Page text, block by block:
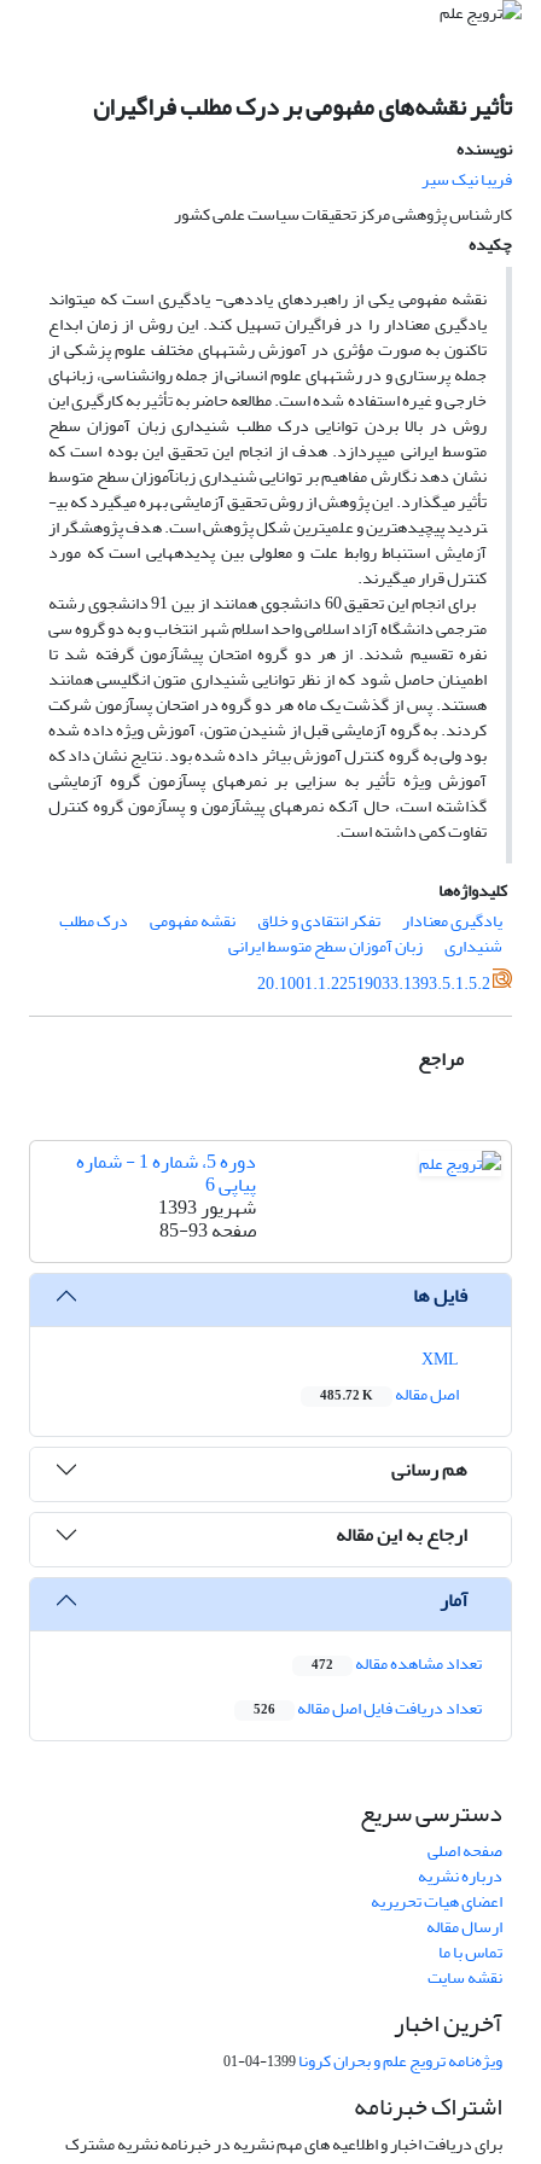
تأثیر نقشه‌های مفهومی بر درک مطلب فراگیران
نویسنده
فریبا نیک سیر
کارشناس پژوهشی مرکز تحقیقات سیاست علمی کشور
چکیده
نقشه مفهومی یکی از راهبردهای یاددهی- یادگیری است که می­تواند
یادگیری معنادار را در فراگیران تسهیل کند. این روش از زمان ابداع
تاکنون به صورت مؤثری در آموزش رشته­های مختلف علوم پزشکی از
جمله پرستاری و در رشته­های علوم انسانی از جمله روان­شناسی، زبان­های
خارجی و غیره استفاده شده است. مطالعه حاضر به تأثیر به کارگیری این
روش در بالا بردن توانایی درک مطلب شنیداری زبان آموزان سطح
متوسط ایرانی می­پردازد. هدف از انجام این تحقیق این بوده است که
نشان دهد نگارش مفاهیم بر توانایی شنیداری زبان­آموزان سطح متوسط
تأثیر می­گذارد. این پژوهش از روش تحقیق آزمایشی بهره می­گیرد که بی­
تردید پیچیده­ترین و علمی­ترین شکل پژوهش است. هدف پژوهشگر از
آزمایش استنباط روابط علت و معلولی بین پدیده­هایی است که مورد
کنترل قرار می­گیرند.
برای انجام این تحقیق 60 دانشجوی همانند از بین 91 دانشجوی رشته
مترجمی دانشگاه آزاد اسلامی واحد اسلام شهر انتخاب و به دو گروه سی
نفره تقسیم شدند. از هر دو گروه امتحان پیش­آزمون گرفته شد تا
اطمینان حاصل شود که از نظر توانایی شنیداری متون انگلیسی همانند
هستند. پس از گذشت یک ماه هر دو گروه در امتحان پس­آزمون شرکت
کردند. به گروه آزمایشی قبل از شنیدن متون، آموزش ویژه داده شده
بود ولی به گروه کنترل آموزش بی­اثر داده شده بود. نتایج نشان داد که
آموزش ویژه تأثیر به سزایی بر نمره­های پس­آزمون گروه آزمایشی
گذاشته است، حال آنکه نمره­های پیش­آزمون و پس­آزمون گروه کنترل
تفاوت کمی داشته است.
کلیدواژه‌ها
یادگیری معنا‌دار
تفکر انتقادی و خلاق نقشه مفهومی درک مطلب
شنیداری
زبان آموزان سطح متوسط ایرانی
20.1001.1.22519033.1393.5.1.5.2
مراجع
دوره 5، شماره 1 - شماره
پیاپی 6
شهریور 1393
صفحه85-93
فایل ها
اصل مقاله
485.72 K
هم رسانی
ارجاع به این مقاله
آمار
تعداد مشاهده مقاله 472
تعداد دریافت فایل اصل مقاله 526
دسترسی سریع
صفحه اصلی
درباره نشریه
اعضای هیات تحریریه
ارسال مقاله
تماس با ما
نقشه سایت
آخرین اخبار
ویژه‌نامه ترویج علم و بحران کرونا1399-04-01
اشتراک خبرنامه
برای دریافت اخبار و اطلاعیه های مهم نشریه در خبرنامه نشریه مشترک